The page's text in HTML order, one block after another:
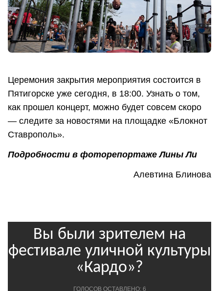
Церемония закрытия мероприятия состоится в
Пятигорске уже сегодня, в 18:00. Узнать о том,
как прошел концерт, можно будет совсем скоро
— следите за новостями на площадке «Блокнот
Ставрополь».
Подробности в фоторепортаже Лины Ли
Алевтина Блинова